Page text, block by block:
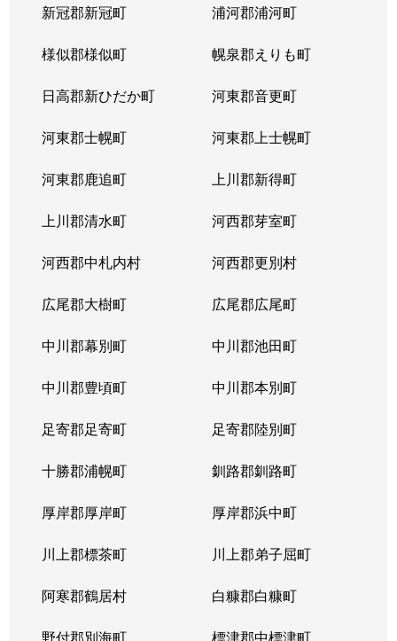
新冠郡新冠町 浦河郡浦河町
様似郡様似町 幌泉郡えりも町
日高郡新ひだか町 河東郡音更町
河東郡士幌町 河東郡上士幌町
河東郡鹿追町 上川郡新得町
上川郡清水町 河西郡芽室町
河西郡中札内村 河西郡更別村
広尾郡大樹町 広尾郡広尾町
中川郡幕別町 中川郡池田町
中川郡豊頃町 中川郡本別町
足寄郡足寄町 足寄郡陸別町
十勝郡浦幌町 釧路郡釧路町
厚岸郡厚岸町 厚岸郡浜中町
川上郡標茶町 川上郡弟子屈町
阿寒郡鶴居村 白糠郡白糠町